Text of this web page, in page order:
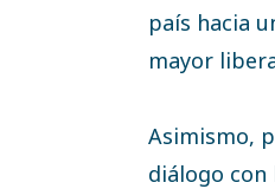
país hacia
mayor
Asimismo,
diálogo